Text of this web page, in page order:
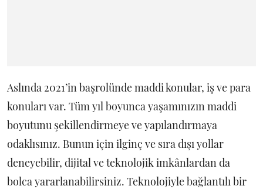
Aslında 2021’in başrolünde maddi konular, iş ve para
konuları var. Tüm yıl boyunca yaşamınızın maddi
boyutunu şekillendirmeye ve yapılandırmaya
odaklısınız. Bunun için ilginç ve sıra dışı yollar
deneyebilir, dijital ve teknolojik imkânlardan da
bolca yararlanabilirsiniz. Teknolojiyle bağlantılı bir